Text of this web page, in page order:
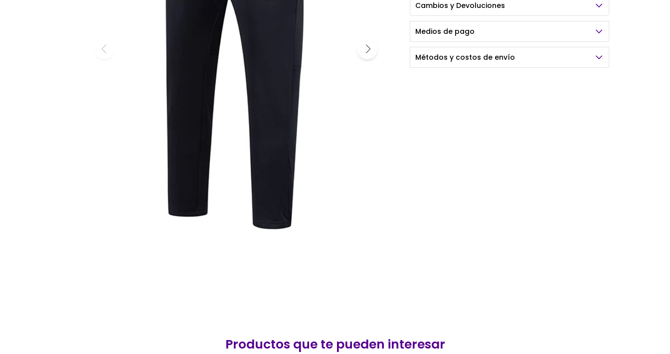
Cambios y Devoluciones
Medios de pago
Métodos y costos de envío
Productos que te pueden interesar